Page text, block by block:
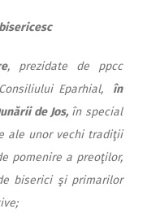
, prezidate de ppcc
Eparhial,
în
de Jos, în special
ale unor vechi tradiţii
pomenire a preoţilor,
biserici şi primarilor